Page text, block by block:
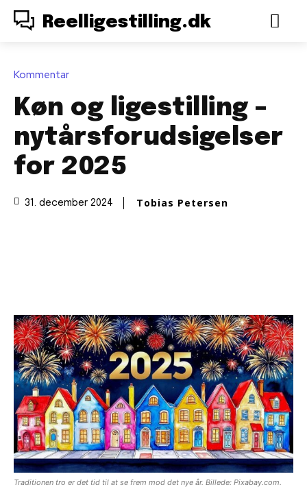
Reelligestilling.dk
Kommentar
Køn og ligestilling –
nytårsforudsigelser
for 2025
31. december 2024 Tobias Petersen
Traditionen tro er det tid til at se frem mod det nye år. Billede: Pixabay.com.